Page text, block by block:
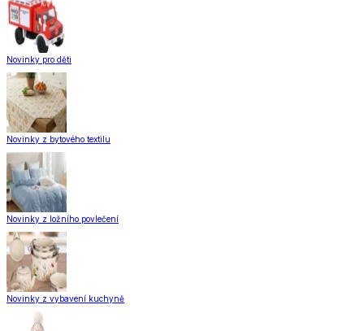
Novinky pro děti
Novinky z bytového textilu
Novinky z ložního povlečení
Novinky z vybavení kuchyně